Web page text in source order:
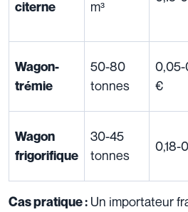
citerne
m³
Wagon-
trémie
50-80
tonnes
€
Wagon
frigorifique
30-45
tonnes
0,18-
Cas pratique : Un importateur